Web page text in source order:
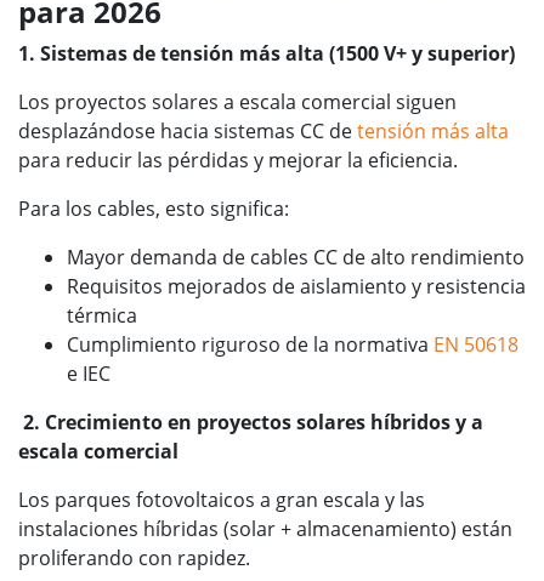
para 2026
1. Sistemas de tensión más alta (1500 V+ y superior)
Los proyectos solares a escala comercial siguen
desplazándose hacia sistemas CC detensión más alta
para reducir las pérdidas y mejorar la eficiencia.
Para los cables, esto significa:
Mayor demanda de cables CC de alto rendimiento
Requisitos mejorados de aislamiento y resistencia
térmica
Cumplimiento riguroso de la normativa EN 50618
e IEC
2. Crecimiento en proyectos solares híbridos y a
escala comercial
Los parques fotovoltaicos a gran escala y las
instalaciones híbridas (solar + almacenamiento) están
proliferando con rapidez.